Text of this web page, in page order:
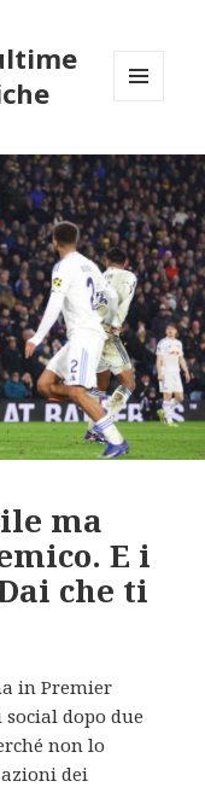
WIDGETS
ma
E i
che ti
in Premier
dopo due
non lo
dei